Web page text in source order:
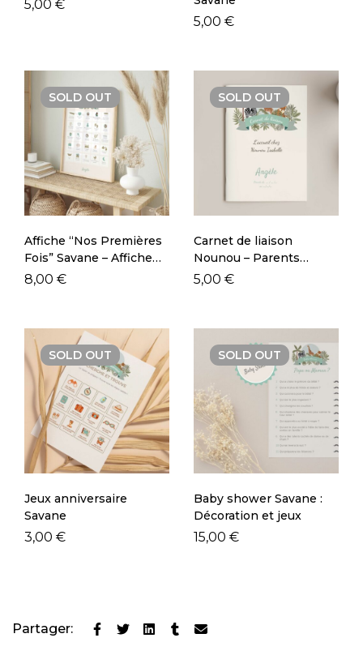
5,00 €
5,00 €
SOLD OUT
Affiche “Nos Premières
Fois” Savane – Affiche
de Maternité –
8,00 €
SOLD OUT
Carnet de liaison
Nounou – Parents
Savane
5,00 €
SOLD OUT
Jeux anniversaire
Savane
3,00 €
SOLD OUT
Baby shower Savane :
Décoration et jeux
15,00 €
Partager: